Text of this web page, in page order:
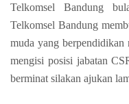
Telkomsel Bandung
Telkomsel Bandung
muda yang
mengisi posisi jabatan
berminat silakan ajukan